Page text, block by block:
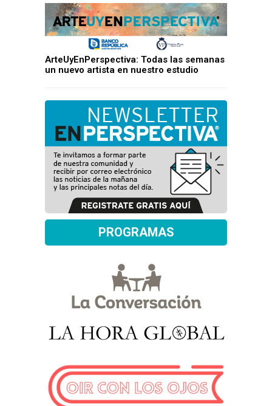
ArteUyEnPerspectiva: Todas las semanas
un nuevo artista en nuestro estudio
PROGRAMAS